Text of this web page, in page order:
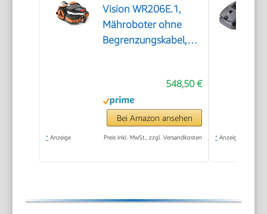
Vision WR206E.1,
Mähroboter ohne
Begrenzungskabel,
548,50 €
Bei Amazon ansehen
* Anzeige Preis inkl. MwSt., zzgl. Versandkosten * Anzeige